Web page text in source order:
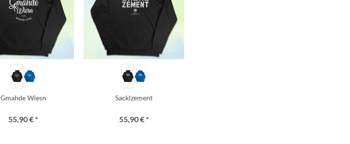
Gmahde Wiesn
55,90 € *
Sacklzement
55,90 € *